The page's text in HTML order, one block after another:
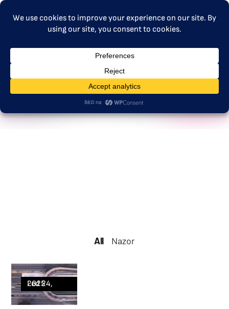
MENU
Briefing
All
All Nazor
Led 24, 2025